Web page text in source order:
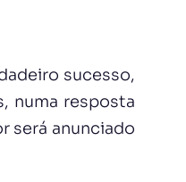
sucesso,
numa resposta
será anunciado